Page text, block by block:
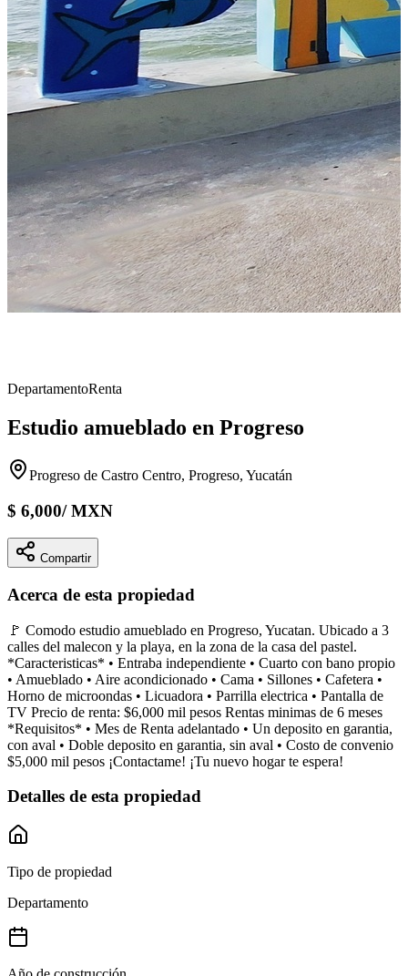
DepartamentoRenta
Estudio amueblado en Progreso
Progreso de Castro Centro, Progreso, Yucatán
$ 6,000/MXN
Compartir
Acerca de esta propiedad
🚩 Comodo estudio amueblado en Progreso, Yucatan. Ubicado a 3
calles del malecon y la playa, en la zona de la casa del pastel.
*Caracteristicas* • Entraba independiente • Cuarto con bano propio
• Amueblado • Aire acondicionado • Cama • Sillones • Cafetera •
Horno de microondas • Licuadora • Parrilla electrica • Pantalla de
TV Precio de renta: $6,000 mil pesos Rentas minimas de 6 meses
*Requisitos* • Mes de Renta adelantado • Un deposito en garantia,
con aval • Doble deposito en garantia, sin aval • Costo de convenio
$5,000 mil pesos ¡Contactame! ¡Tu nuevo hogar te espera!
Detalles de esta propiedad
Tipo de propiedad
Departamento